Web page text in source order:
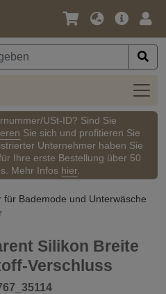
Sprache
Währung
USt-ID? Sind Sie
Sie sich und profitieren Sie
Unternehmer haben Sie
Ihre erste Bestellung über 50
Mehr Infos hier.
für Bademode und Unterwäsche
Silikon Breite
Verschluss